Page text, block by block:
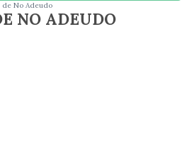
de No Adeudo
NO ADEUDO